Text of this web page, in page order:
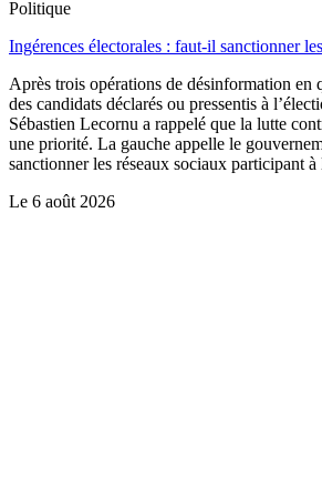
Politique
Ingérences électorales : faut-il sanctionner
Après trois opérations de désinformation en
des candidats déclarés ou pressentis à
Sébastien Lecornu a rappelé que la lutte
une priorité. La gauche appelle le
sanctionner les réseaux sociaux participant
Le 6 août 2026